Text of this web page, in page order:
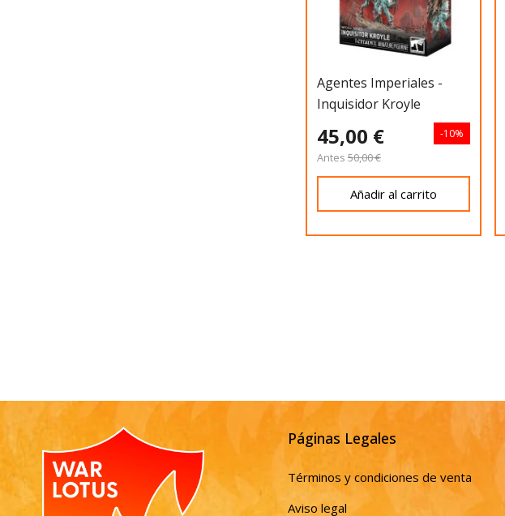
Agentes Imperiales -
Inquisidor Kroyle
45,00 €
Antes 50,00 €
-10%
Añadir al carrito
Páginas Legales
Términos y condiciones de venta
Aviso legal